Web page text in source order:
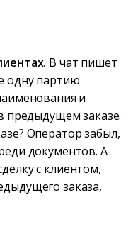
В чат пишет
одну партию
и
предыдущем заказе.
Оператор забыл,
документов. А
с клиентом,
заказа,